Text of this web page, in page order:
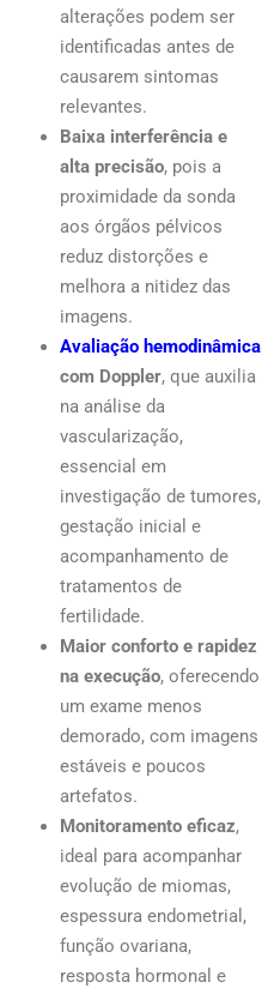
alterações podem ser
identificadas antes de
causarem sintomas
relevantes.
Baixa interferência e
alta precisão, pois a
proximidade da sonda
aos órgãos pélvicos
reduz distorções e
melhora a nitidez das
imagens.
Avaliação hemodinâmica
com Doppler, que auxilia
na análise da
vascularização,
essencial em
investigação de tumores,
gestação inicial e
acompanhamento de
tratamentos de
fertilidade.
Maior conforto e rapidez
na execução, oferecendo
um exame menos
demorado, com imagens
estáveis e poucos
artefatos.
Monitoramento eficaz,
ideal para acompanhar
evolução de miomas,
espessura endometrial,
função ovariana,
resposta hormonal e